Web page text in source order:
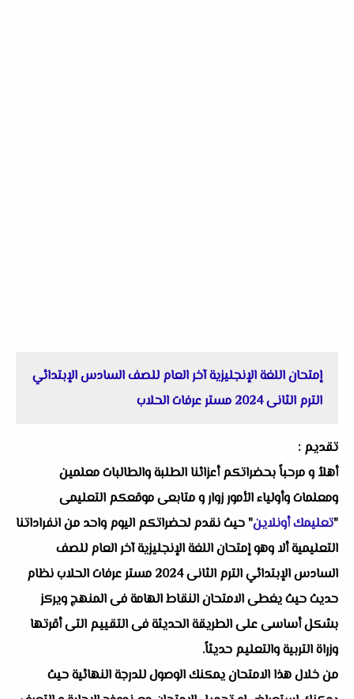
إمتحان اللغة الإنجليزية آخر العام للصف السادس الإبتدائي
الترم الثانى 2024 مستر عرفات الحلاب
تقديم :
أهلاُ و مرحباً بحضراتكم أعزائنا الطلبة والطالبات معلمين
ومعلمات وأولياء الأمور زوار و متابعى موقعكم التعليمى
"تعليمك أونلاين" حيث نقدم لحضراتكم اليوم واحد من انفراداتنا
التعليمية ألا وهو إمتحان اللغة الإنجليزية آخر العام للصف
السادس الإبتدائي الترم الثانى 2024 مستر عرفات الحلاب نظام
حديث حيث يغطى الامتحان النقاط الهامة فى المنهج ويركز
بشكل أساسى على الطريقة الحديثة فى التقييم التى أقرتها
وزراة التربية والتعليم حديثاً.
من خلال هذا الامتحان يمكنك الوصول للدرجة النهائية حيث